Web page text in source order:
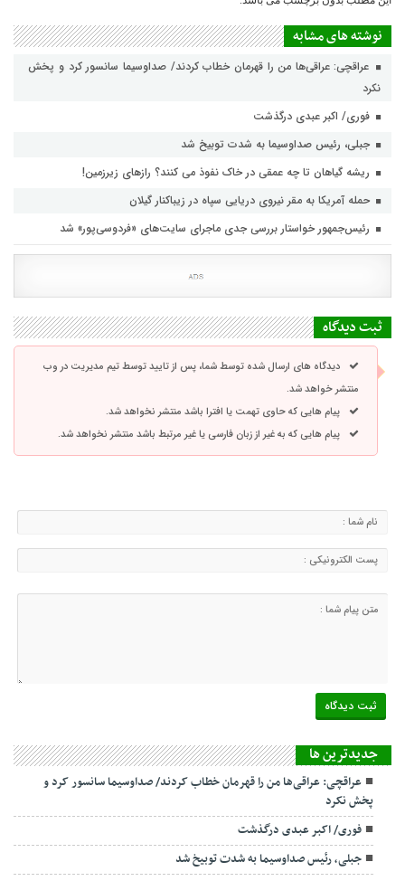
نوشته های مشابه
عراقچی: عراقی‌ها من را قهرمان خطاب کردند/ صداوسیما سانسور کرد و پخش
نکرد
فوری/ اکبر عبدی درگذشت
جبلی، رئیس صداوسیما به شدت توبیخ شد
ریشه گیاهان تا چه عمقی در خاک نفوذ می کنند؟ رازهای زیرزمین!
حمله آمریکا به مقر نیروی دریایی سپاه در زیباکنار گیلان
رئیس‌جمهور خواستار بررسی جدی ماجرای سایت‌های «فردوسی‌پور» شد
ثبت دیدگاه
دیدگاه های ارسال شده توسط شما، پس از تایید توسط تیم مدیریت در وب
منتشر خواهد شد.
پیام هایی که حاوی تهمت یا افترا باشد منتشر نخواهد شد.
پیام هایی که به غیر از زبان فارسی یا غیر مرتبط باشد منتشر نخواهد شد.
جديدترين ها
عراقچی: عراقی‌ها من را قهرمان خطاب کردند/ صداوسیما سانسور کرد و
پخش نکرد
فوری/ اکبر عبدی درگذشت
جبلی، رئیس صداوسیما به شدت توبیخ شد